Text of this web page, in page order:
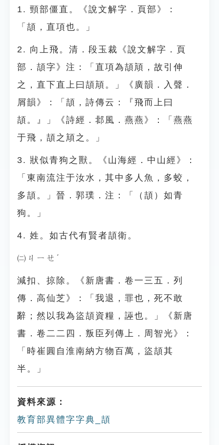
1. 頸部僵直。《說文解字．頁部》：
「頡，直項也。」
2. 向上飛。清．段玉裁《說文解字．頁
部．頡字》注：「直項為頡頏，故引伸
之，直下直上曰頡頏。」《廣韻．入聲．
屑韻》：「頡，詩傳云：『飛而上曰
頡。』」《詩經．邶風．燕燕》：「燕燕
于飛，頡之頏之。」
3. 狀似青狗之獸。《山海經．中山經》：
「東南流注于汝水，其中多人魚，多蛟，
多頡。」晉．郭璞．注：「（頡）如青
狗。」
4. 姓。如古代有賢者頡衛。
㈡ㄐㄧㄝˊ
減扣、掠除。《新唐書．卷一三五．列
傳．高仙芝》：「我退，罪也，死不敢
辭；然以我為盜頡資糧，誣也。」《新唐
書．卷二二四．叛臣列傳上．周智光》：
「時崔圓自淮南納方物百萬，盜頡其
半。」
資料來源：
教育部異體字字典_頡